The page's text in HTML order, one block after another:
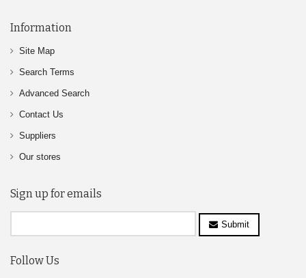
Information
Site Map
Search Terms
Advanced Search
Contact Us
Suppliers
Our stores
Sign up for emails
Submit
Follow Us